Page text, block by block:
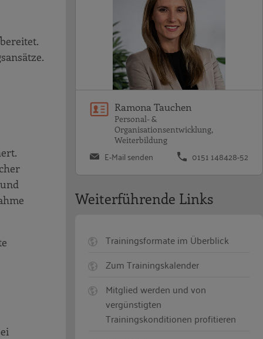
Ramona Tauchen
Personal- &
Organisationsentwicklung,
Weiterbildung
E-Mail senden 0151 148428-52
Weiterführende Links
Trainingsformate im Überblick
Zum Trainingskalender
Mitglied werden und von
vergünstigten
Trainingskonditionen profitieren